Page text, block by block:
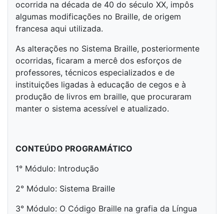
ocorrida na década de 40 do século XX, impôs
algumas modificações no Braille, de origem
francesa aqui utilizada.
As alterações no Sistema Braille, posteriormente
ocorridas, ficaram a mercê dos esforços de
professores, técnicos especializados e de
instituições ligadas à educação de cegos e à
produção de livros em braille, que procuraram
manter o sistema acessível e atualizado.
CONTEÚDO PROGRAMÁTICO
1° Módulo: Introdução
2° Módulo: Sistema Braille
3° Módulo: O Código Braille na grafia da Língua